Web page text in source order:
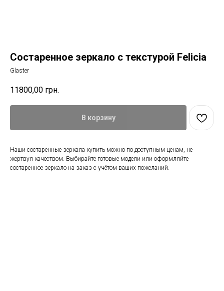
Состаренное зеркало с текстурой Felicia
Glaster
11800,00 грн.
В корзину
Наши состаренные зеркала купить можно по доступным ценам, не
жертвуя качеством. Выбирайте готовые модели или оформляйте
состаренное зеркало на заказ с учётом ваших пожеланий.